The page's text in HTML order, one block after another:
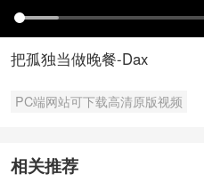
把孤独当做晚餐-Dax
PC端网站可下载高清原版视频
相关推荐